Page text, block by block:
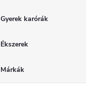
Gyerek karórák
Ékszerek
Márkák